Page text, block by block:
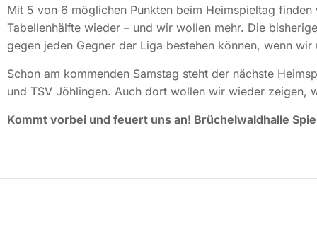
Mit 5 von 6 möglichen Punkten beim Heimspieltag
Tabellenhälfte wieder – und wir wollen mehr. Die
gegen jeden Gegner der Liga bestehen können, wenn
Schon am kommenden Samstag steht der nächste
und TSV Jöhlingen. Auch dort wollen wir wieder zeigen,
Kommt vorbei und feuert uns an! Brüchelwaldhalle